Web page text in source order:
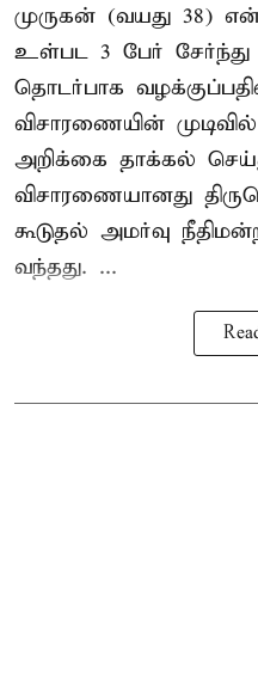
முருகன் (வயது 38)
உள்பட 3 பேர்
தொடர்பாக
விசாரணையின்
அறிக்கை தாக்கல்
விசாரணையானது
கூடுதல் அமர்வு
வந்தது. ...